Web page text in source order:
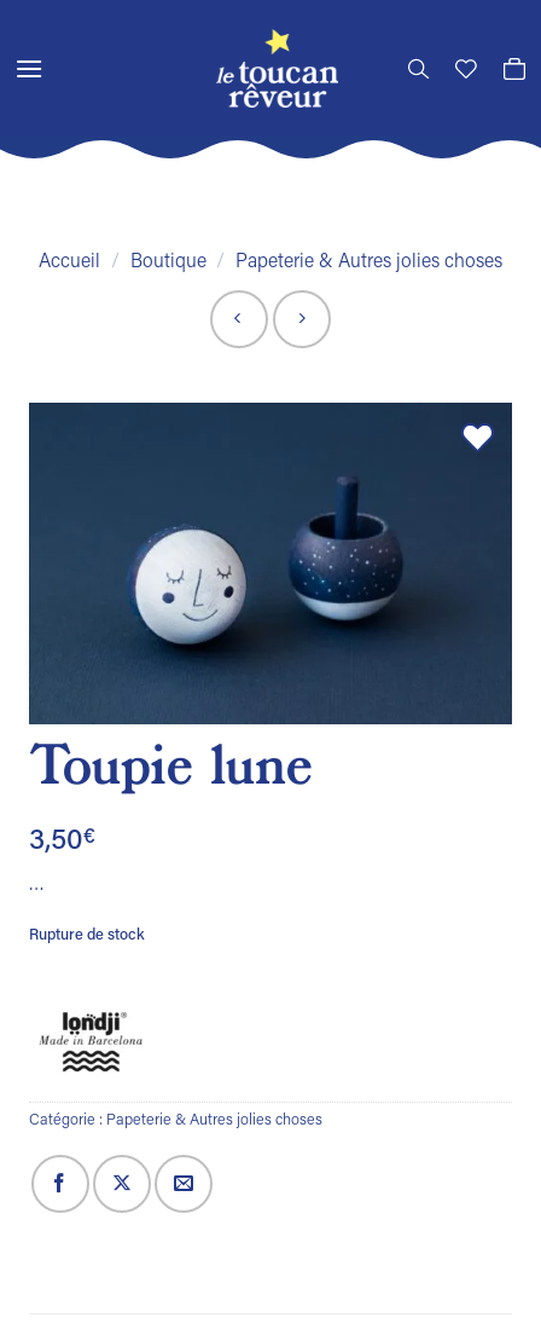
contenu
Accueil / Boutique / Papeterie & Autres jolies choses
Toupie lune
3,50€
…
Rupture de stock
Catégorie : Papeterie & Autres jolies choses